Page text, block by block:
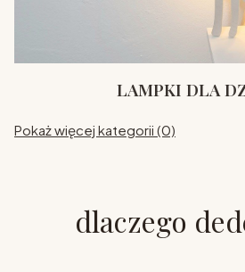
LAMPKI DLA
Pokaż więcej kategorii (0)
dlaczego